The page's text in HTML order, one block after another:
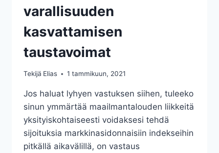
varallisuuden
kasvattamisen
taustavoimat
Tekijä Elias 1 tammikuun, 2021
Jos haluat lyhyen vastuksen siihen, tuleeko
sinun ymmärtää maailmantalouden liikkeitä
yksityiskohtaiseesti voidaksesi tehdä
sijoituksia markkinasidonnaisiin indekseihin
pitkällä aikavälillä, on vastaus